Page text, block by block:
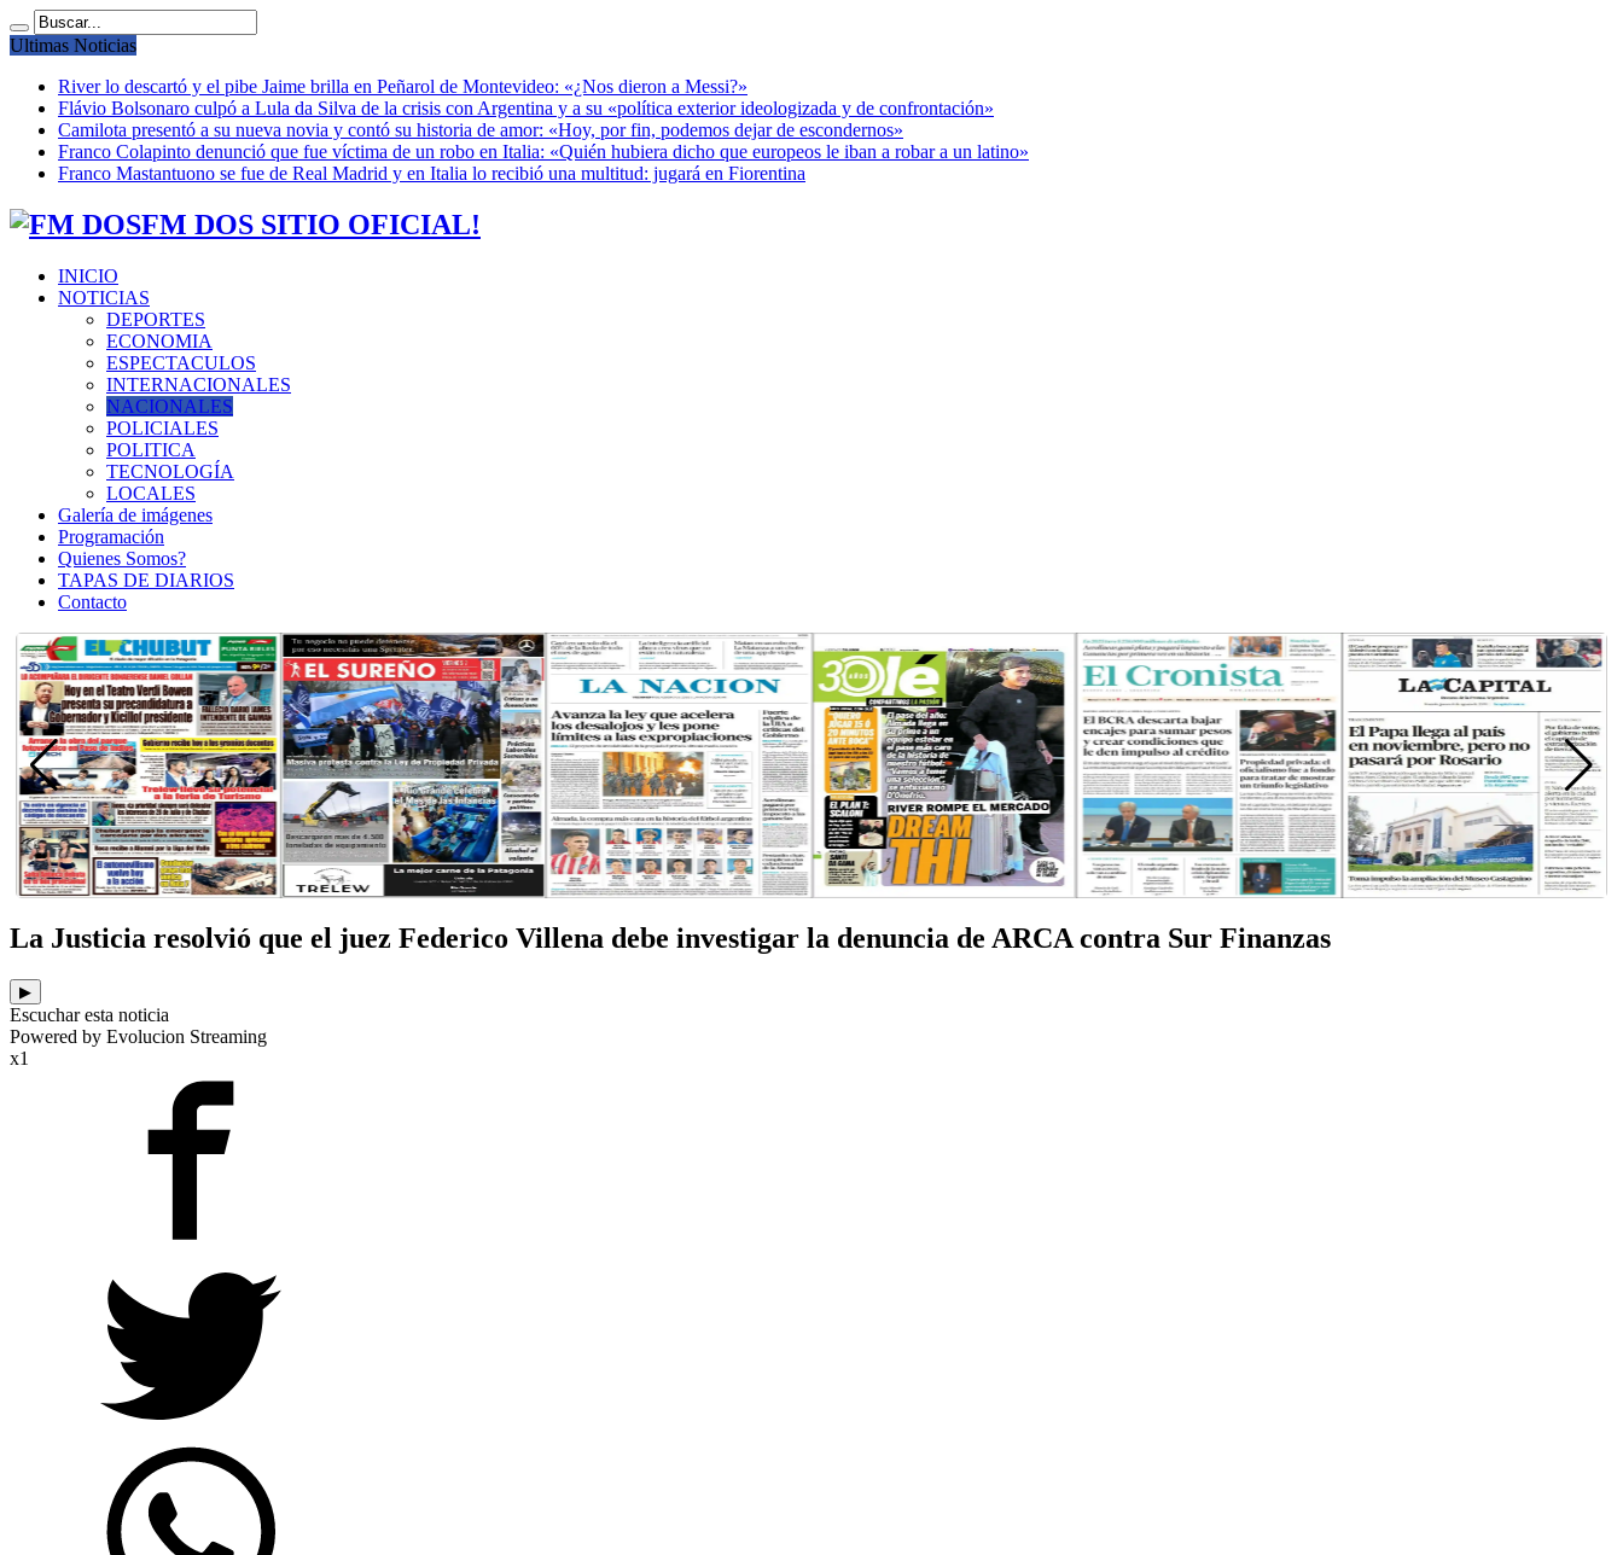
Ultimas Noticias
River lo descartó y el pibe Jaime brilla en Peñarol de Montevideo: «¿Nos dieron a Messi?»
Flávio Bolsonaro culpó a Lula da Silva de la crisis con Argentina y a su «política exterior ideologizada y de confrontación»
Camilota presentó a su nueva novia y contó su historia de amor: «Hoy, por fin, podemos dejar de escondernos»
Franco Colapinto denunció que fue víctima de un robo en Italia: «Quién hubiera dicho que europeos le iban a robar a un latino»
Franco Mastantuono se fue de Real Madrid y en Italia lo recibió una multitud: jugará en Fiorentina
FM DOS SITIO OFICIAL!
INICIO
NOTICIAS
DEPORTES
ECONOMIA
ESPECTACULOS
INTERNACIONALES
NACIONALES
POLICIALES
POLITICA
TECNOLOGÍA
LOCALES
Galería de imágenes
Programación
Quienes Somos?
TAPAS DE DIARIOS
Contacto
La Justicia resolvió que el juez Federico Villena debe investigar la denuncia de ARCA contra Sur Finanzas
▶
Escuchar esta noticia
Powered by Evolucion Streaming
x1